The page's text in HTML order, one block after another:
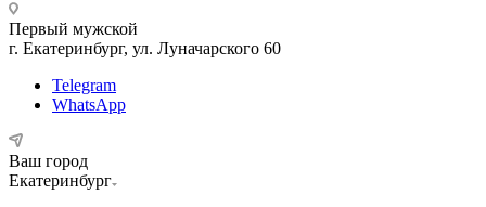
Первый мужской
г. Екатеринбург, ул. Луначарского 60
Telegram
WhatsApp
Ваш город
Екатеринбург